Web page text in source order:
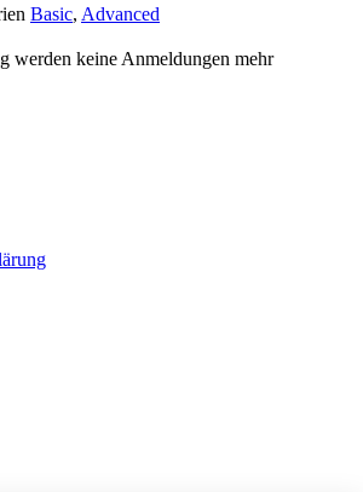
Basic, Advanced
werden keine Anmeldungen mehr